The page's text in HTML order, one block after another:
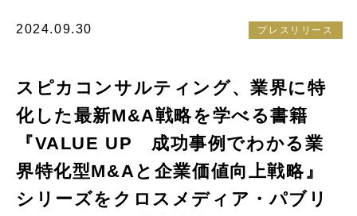
2024.09.30 プレスリリース
スピカコンサルティング、業界に特
化した最新M&A戦略を学べる書籍
『VALUE UP 成功事例でわかる業
界特化型M&Aと企業価値向上戦略』
シリーズをクロスメディア・パブリ